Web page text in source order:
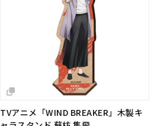
TVアニメ「WIND BREAKER」木製キ